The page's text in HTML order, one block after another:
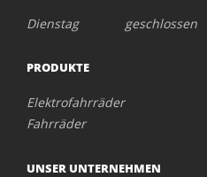
Dienstag geschlossen
PRODUKTE
Elektrofahrräder
Fahrräder
UNSER UNTERNEHMEN